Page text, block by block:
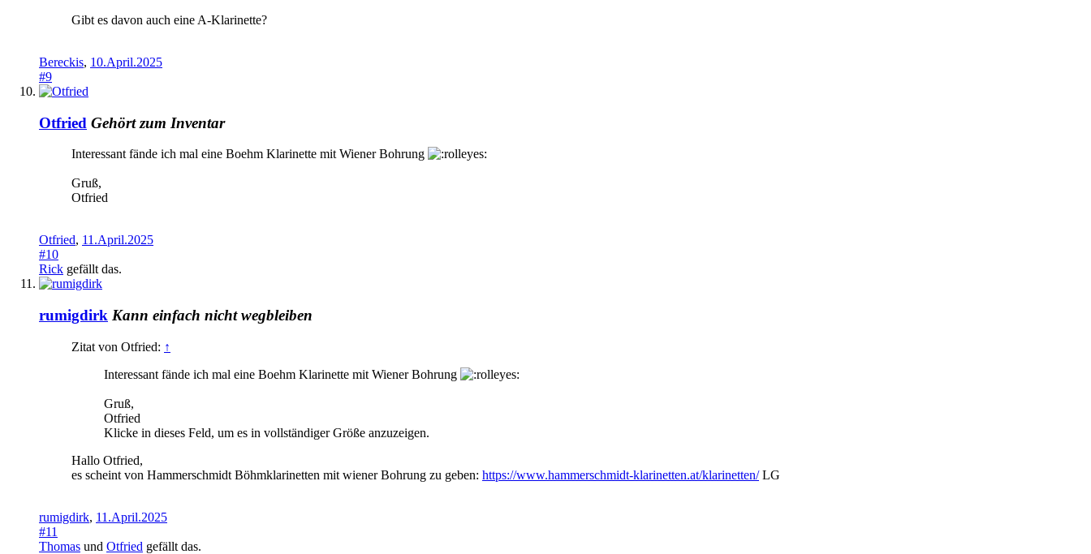
Gibt es davon auch eine A-Klarinette?
Bereckis, 10.April.2025
#9
Otfried Gehört zum Inventar
Interessant fände ich mal eine Boehm Klarinette mit Wiener Bohrung
Gruß,
Otfried
Otfried, 11.April.2025
#10
Rick gefällt das.
rumigdirk Kann einfach nicht wegbleiben
Zitat von Otfried: ↑
Interessant fände ich mal eine Boehm Klarinette mit Wiener Bohrung
Gruß,
Otfried
Klicke in dieses Feld, um es in vollständiger Größe anzuzeigen.
Hallo Otfried,
es scheint von Hammerschmidt Böhmklarinetten mit wiener Bohrung zu geben: https://www.hammerschmidt-klarinetten.at/klarinetten/LG
rumigdirk, 11.April.2025
#11
Thomas und Otfried gefällt das.